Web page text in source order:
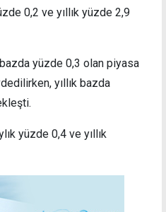
0,2 ve yıllık yüzde 2,9
yüzde 0,3 olan piyasa
yıllık bazda
yüzde 0,4 ve yıllık